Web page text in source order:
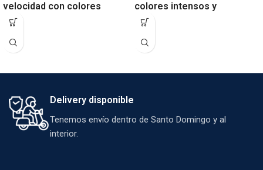
velocidad con colores
vibrantes, ideal para gaming
colores intensos y
tecnología antiparpadeo.
competitivo.
Delivery disponible
Tenemos envío dentro de Santo Domingo y al
interior.